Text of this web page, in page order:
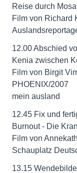
Reise durch
Film von Richard
12.00 Abschied
Kenia zwischen
Film von Birgit
PHOENIX/2007
mein ausland
12.45 Fix und
Burnout - Die
Film von
Schauplatz
13.15